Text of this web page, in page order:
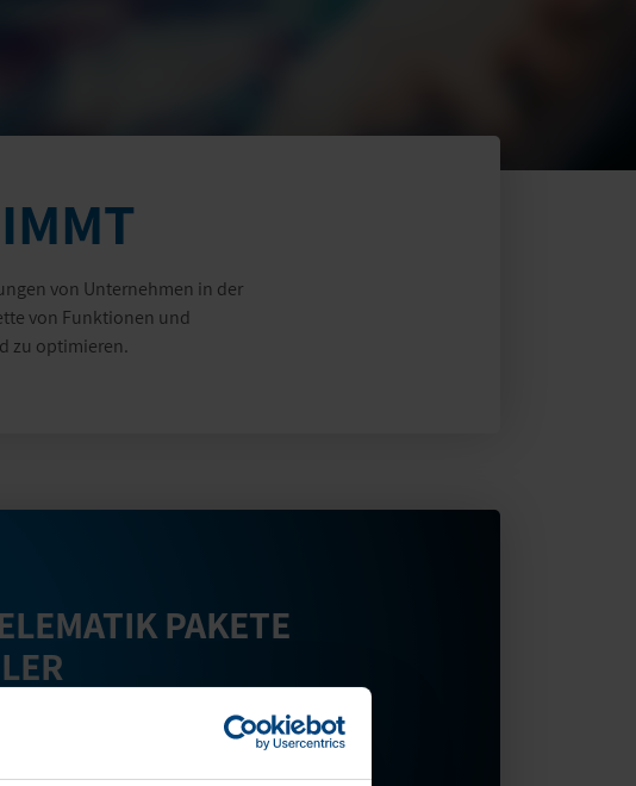
von Unternehmen in der
von Funktionen und
zu optimieren.
PAKETE